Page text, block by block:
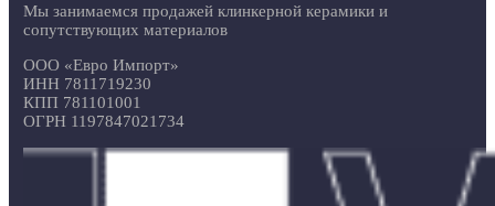
Мы занимаемся продажей клинкерной керамики и
сопутствующих материалов
ООО «Евро Импорт»
ИНН 7811719230
КПП 781101001
ОГРН 1197847021734